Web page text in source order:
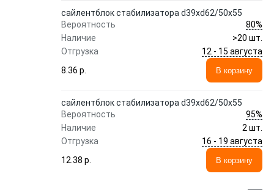
сайлентблок стабилизатора d39xd62/50x55
Вероятность
80%
Наличие
>20 шт.
Отгрузка
12 - 15 августа
8.36 p.
В корзину
сайлентблок стабилизатора d39xd62/50x55
Вероятность
95%
Наличие
2 шт.
Отгрузка
16 - 19 августа
12.38 p.
В корзину